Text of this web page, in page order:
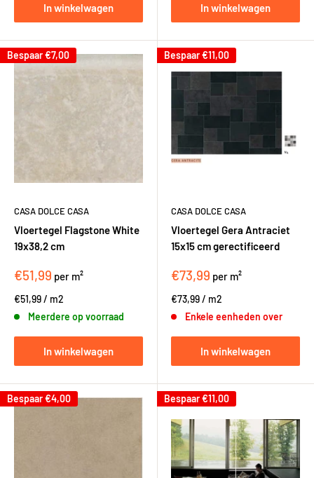
In winkelwagen In winkelwagen
Bespaar€7,00
CASA DOLCE CASA
Vloertegel Flagstone White
19x38,2 cm
€51,99 per m²
€51,99/ m2
Meerdere op voorraad
In winkelwagen
Bespaar€11,00
CASA DOLCE CASA
Vloertegel Gera Antraciet
15x15 cm gerectificeerd
€73,99 per m²
€73,99/ m2
Enkele eenheden over
In winkelwagen
Bespaar€4,00 Bespaar€11,00